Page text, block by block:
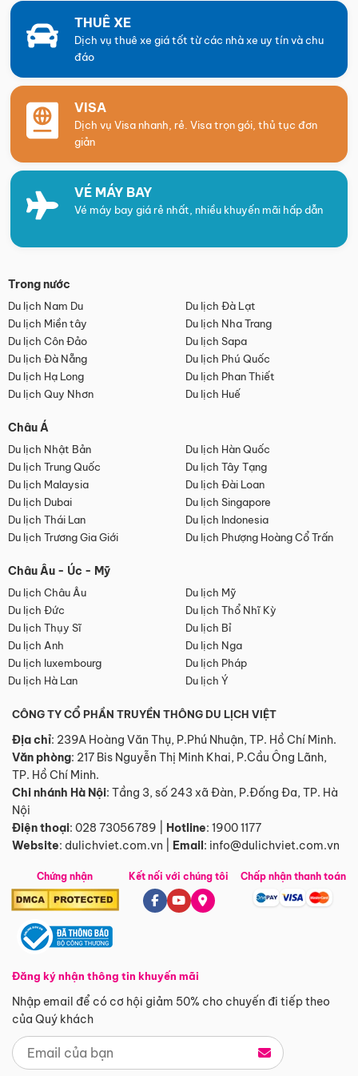
THUÊ XE
Dịch vụ thuê xe giá tốt từ các nhà xe uy tín và chu
đáo
VISA
Dịch vụ Visa nhanh, rẻ. Visa trọn gói, thủ tục đơn
giản
VÉ MÁY BAY
Vé máy bay giá rẻ nhất, nhiều khuyến mãi hấp dẫn
Trong nước
Du lịch Nam Du
Du lịch Đà Lạt
Du lịch Miền tây
Du lịch Nha Trang
Du lịch Côn Đảo
Du lịch Sapa
Du lịch Đà Nẵng
Du lịch Phú Quốc
Du lịch Hạ Long
Du lịch Phan Thiết
Du lịch Quy Nhơn
Du lịch Huế
Châu Á
Du lịch Nhật Bản
Du lịch Hàn Quốc
Du lịch Trung Quốc
Du lịch Tây Tạng
Du lịch Malaysia
Du lịch Đài Loan
Du lịch Dubai
Du lịch Singapore
Du lịch Thái Lan
Du lịch Indonesia
Du lịch Trương Gia Giới
Du lịch Phượng Hoàng Cổ Trấn
Châu Âu - Úc - Mỹ
Du lịch Châu Âu
Du lịch Mỹ
Du lịch Đức
Du lịch Thổ Nhĩ Kỳ
Du lịch Thụy Sĩ
Du lịch Bỉ
Du lịch Anh
Du lịch Nga
Du lịch luxembourg
Du lịch Pháp
Du lịch Hà Lan
Du lịch Ý
CÔNG TY CỔ PHẦN TRUYỀN THÔNG DU LỊCH VIỆT
Địa chỉ: 239A Hoàng Văn Thụ, P.Phú Nhuận, TP. Hồ Chí Minh.
Văn phòng: 217 Bis Nguyễn Thị Minh Khai, P.Cầu Ông Lãnh,
TP. Hồ Chí Minh.
Chi nhánh Hà Nội: Tầng 3, số 243 xã Đàn, P.Đống Đa, TP. Hà
Nội
Điện thoại: 028 73056789 Hotline: 1900 1177
Website: dulichviet.com.vn Email: info@dulichviet.com.vn
Chứng nhận
Đăng ký nhận thông tin khuyến mãi
Nhập email để có cơ hội giảm 50% cho chuyến đi tiếp theo
của Quý khách
Kết nối với chúng tôi Chấp nhận thanh toán